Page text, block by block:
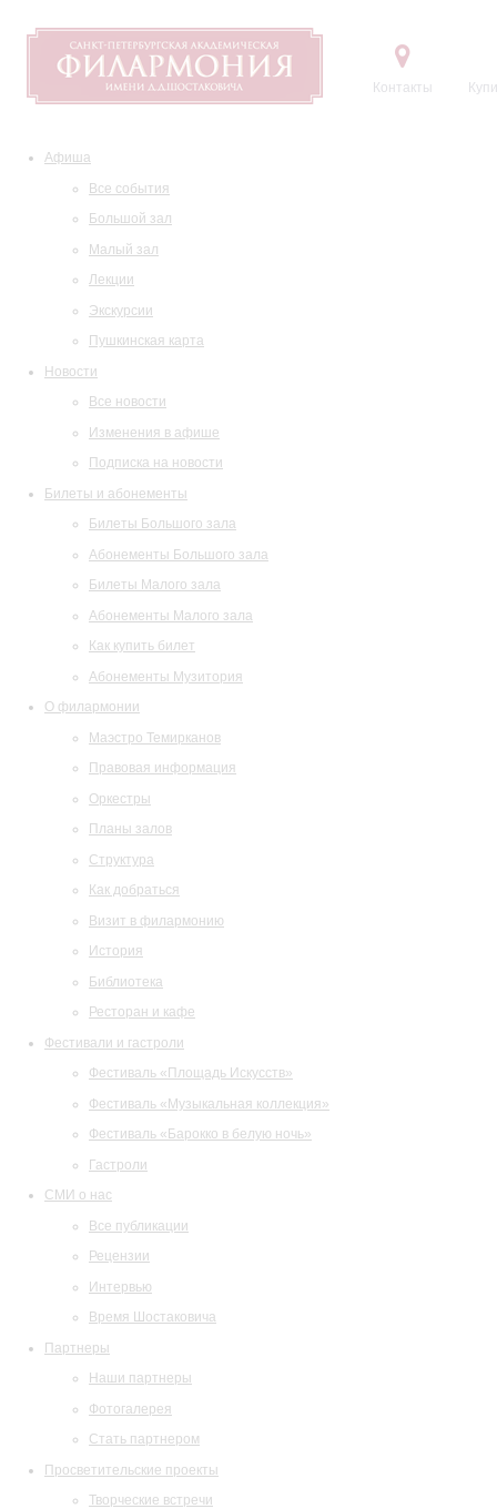
Контакты
Афиша
Все события
Большой зал
Малый зал
Лекции
Экскурсии
Пушкинская карта
Новости
Все новости
Изменения в афише
Подписка на новости
Билеты и абонементы
Билеты Большого зала
Абонементы Большого зала
Билеты Малого зала
Абонементы Малого зала
Как купить билет
Абонементы Музитория
О филармонии
Маэстро Темирканов
Правовая информация
Оркестры
Планы залов
Структура
Как добраться
Визит в филармонию
История
Библиотека
Ресторан и кафе
Фестивали и гастроли
Фестиваль «Площадь Искусств»
Фестиваль «Музыкальная коллекция»
Фестиваль «Барокко в белую ночь»
Гастроли
СМИ о нас
Все публикации
Рецензии
Интервью
Время Шостаковича
Партнеры
Наши партнеры
Фотогалерея
Стать партнером
Просветительские проекты
Творческие встречи